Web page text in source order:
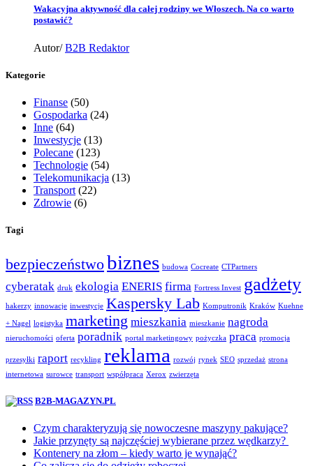
Wakacyjna aktywność dla całej rodziny we Włoszech. Na co warto
postawić?
Autor/B2B Redaktor
Kategorie
Finanse (50)
Gospodarka (24)
Inne (64)
Inwestycje (13)
Polecane (123)
Technologie (54)
Telekomunikacja (13)
Transport (22)
Zdrowie (6)
Tagi
bezpieczeństwobiznes budowa Cocreate CTPartners
cyberatak druk ekologia ENERIS firma Fortress Invest gadżety
hakerzy innowacje inwestycje Kaspersky Lab Komputronik Kraków Kuehne
+ Nagel logistyka marketing mieszkania mieszkanie nagroda
nieruchomości oferta poradnik portal marketingowy pożyczka praca promocja
przesyłki raport recykling reklama rozwój rynek SEO sprzedaż strona
internetowa surowce transport współpraca Xerox zwierzęta
B2B-MAGAZYN.PL
Czym charakteryzują się nowoczesne maszyny pakujące?
Jakie przynęty są najczęściej wybierane przez wędkarzy?
Kontenery na złom – kiedy warto je wynająć?